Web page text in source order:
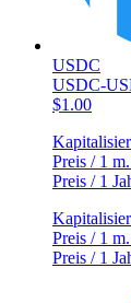
USDC
USDC-
$1.00
Preis / 1 m.
Preis / 1
Preis / 1 m.
Preis / 1